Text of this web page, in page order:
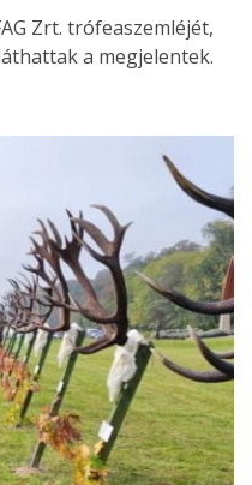
Zrt. trófeaszemléjét,
a megjelentek.